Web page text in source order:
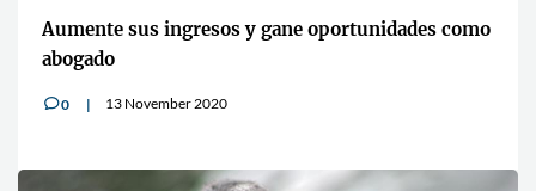
Aumente sus ingresos y gane oportunidades como
abogado
v0 13 November 2020